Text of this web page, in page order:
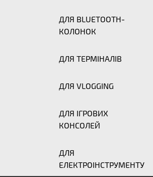
ДЛЯ BLUETOOTH-
КОЛОНОК
ДЛЯ ТЕРМІНАЛІВ
ДЛЯ VLOGGING
ДЛЯ ІГРОВИХ
КОНСОЛЕЙ
ДЛЯ
ЕЛЕКТРОІНСТРУМЕНТУ